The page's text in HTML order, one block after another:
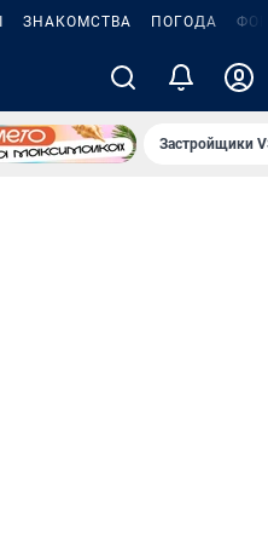
ЗНАКОМСТВА ПОГОДА
Застройщики